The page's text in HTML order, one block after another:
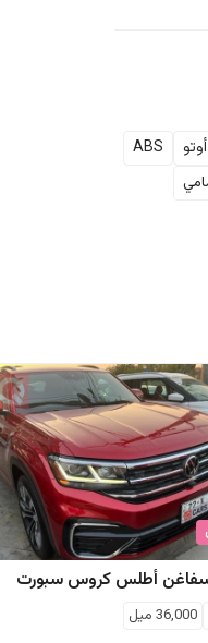
ABS
أطلس كروس سبورت
36,000 ميل